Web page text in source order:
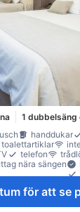
1 dubbelsäng
handdukar
toalettartiklar
telefon
nära sängen
för att se